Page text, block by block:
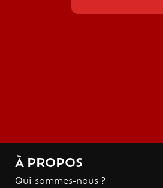
À PROPOS
Qui sommes-nous ?